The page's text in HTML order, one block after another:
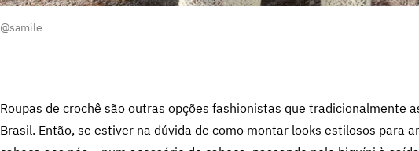
@samile
Roupas de crochê são outras opções fashionistas que tradicionalmente
Brasil. Então, se estiver na dúvida de como montar looks estilosos para